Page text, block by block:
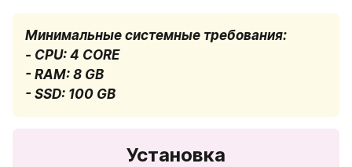
Минимальные системные требования:
- CPU: 4 CORE
- RAM: 8 GB
- SSD: 100 GB
Установка